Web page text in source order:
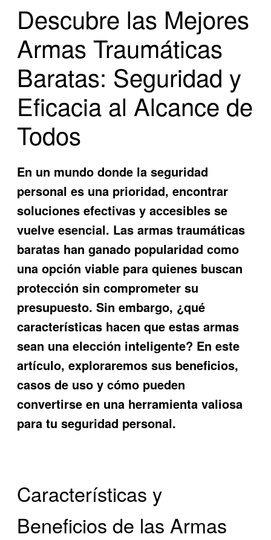
Descubre las Mejores
Armas Traumáticas
Baratas: Seguridad y
Eficacia al Alcance de
Todos
En un mundo donde la seguridad
personal es una prioridad, encontrar
soluciones efectivas y accesibles se
vuelve esencial. Lasarmas traumáticas
baratas han ganado popularidad como
una opción viable para quienes buscan
protección sin comprometer su
presupuesto. Sin embargo, ¿qué
características hacen que estas armas
sean una elección inteligente? En este
artículo, exploraremos sus beneficios,
casos de uso y cómo pueden
convertirse en una herramienta valiosa
para tu seguridad personal.
Características y
Beneficios de las Armas